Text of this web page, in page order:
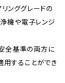
ンググレードの
浄機や電子レンジ
全基準の両方に
用することができ